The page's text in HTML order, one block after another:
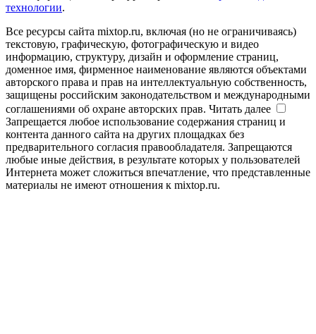
технологии.
Все ресурсы сайта mixtop.ru, включая (но не ограничиваясь)
текстовую, графическую, фотографическую и видео
информацию, структуру, дизайн и оформление страниц,
доменное имя, фирменное наименование являются объектами
авторского права и прав на интеллектуальную собственность,
защищены российским законодательством и международными
соглашениями об охране авторских прав. Читать далее
Запрещается любое использование содержания страниц и
контента данного сайта на других площадках без
предварительного согласия правообладателя. Запрещаются
любые иные действия, в результате которых у пользователей
Интернета может сложиться впечатление, что представленные
материалы не имеют отношения к mixtop.ru.